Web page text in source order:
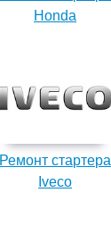
Honda
Ремонт стартера
Iveco